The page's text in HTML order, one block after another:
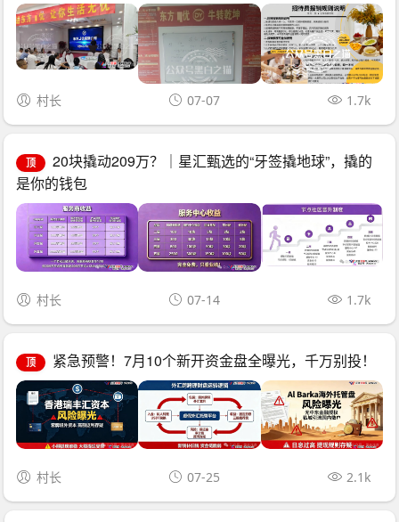
村长 07-07 1.7k
顶
20块撬动209万？｜星汇甄选的“牙签撬地球”，撬的
是你的钱包
村长 07-14 1.7k
顶 紧急预警！7月10个新开资金盘全曝光，千万别投！
村长 07-25 2.1k